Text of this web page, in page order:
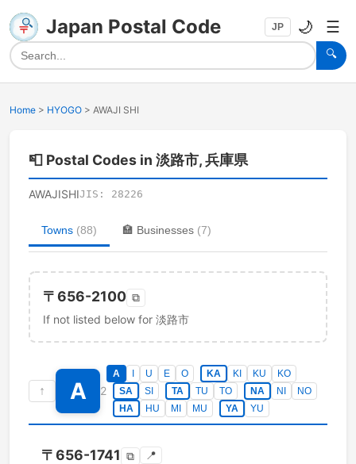
Japan Postal Code
🔍
JP 🌙 ☰
Home > HYOGO > AWAJI SHI
📮 Postal Codes in 淡路市, 兵庫県
AWAJISHIJIS: 28226
Towns (88) 🏣 Businesses (7)
〒656-2100 ⧉
If not listed below for 淡路市
↑ A 2
A U E O KA KI KU
KO
SA
SI TA TU TO NA NI
NO
HA
HU MI MU YA YU
〒656-1741 ⧉ 📍